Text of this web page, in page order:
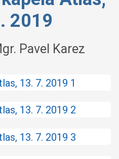
2019
Pavel Karez